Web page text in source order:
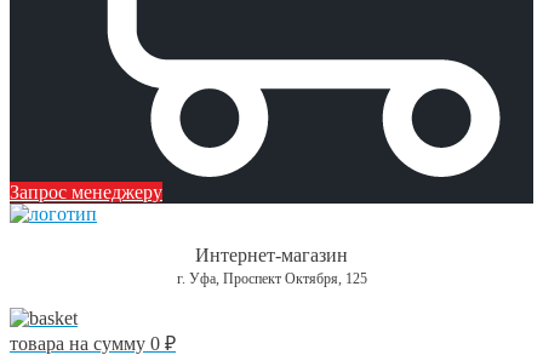
Запрос менеджеру
Интернет-магазин
г. Уфа, Проспект Октября, 125
товара на сумму 0 ₽